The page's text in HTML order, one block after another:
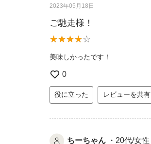
2023年05月18日
ご馳走様！
美味しかったです！
0
役に立った レビューを共有
ちーちゃん ・20代/女性